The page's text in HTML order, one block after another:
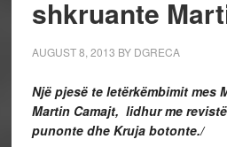
shkruante
AUGUST 8, 2013 BY DGRECA
Një pjesë te letërkëmbimit mes
Martin Camajt, lidhur me
punonte dhe Kruja botonte./